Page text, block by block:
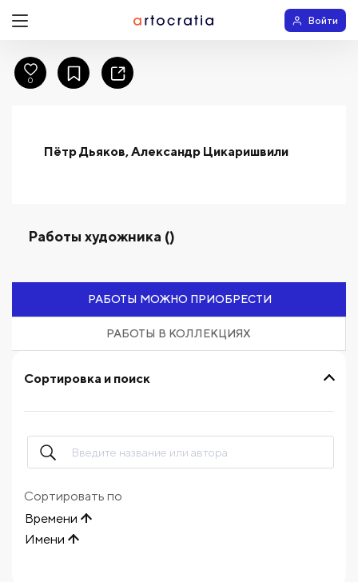
Войти
Пётр Дьяков, Александр Цикаришвили
Работы художника ()
РАБОТЫ МОЖНО ПРИОБРЕСТИ
РАБОТЫ В КОЛЛЕКЦИЯХ
Сортировка и поиск
Сортировать по
Времени
Имени
0